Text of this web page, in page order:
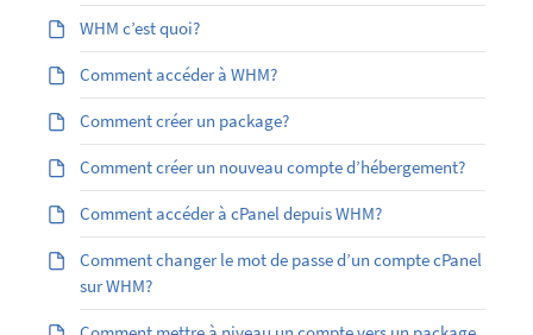
WHM c’est quoi?
Comment accéder à WHM?
Comment créer un package?
Comment créer un nouveau compte d’hébergement?
Comment accéder à cPanel depuis WHM?
Comment changer le mot de passe d’un compte cPanel
sur WHM?